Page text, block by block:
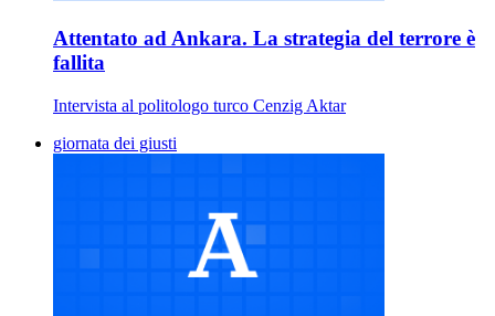
Attentato ad Ankara. La strategia del terrore è
fallita
Intervista al politologo turco Cenzig Aktar
giornata dei giusti